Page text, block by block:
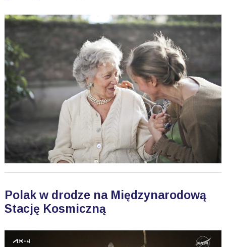
Polak w drodze na Międzynarodową
Stację Kosmiczną